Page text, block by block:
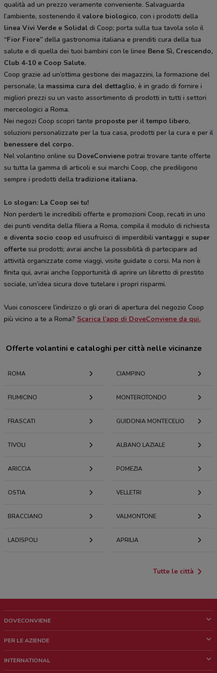
qualità ad un prezzo veramente conveniente. Salvaguarda
l’ambiente, sostenendo il valore biologico, con i prodotti della
linea Vivi Verde e Solidal di Coop; porta sulla tua tavola solo il
“Fior Fiore” della gastronomia italiana e prenditi cura della tua
salute e di quella dei tuoi bambini con le linee Bene Sì, Crescendo,
Club 4-10 e Coop Salute.
Coop grazie ad un’ottima gestione dei magazzini, la formazione del
personale, la massima cura del dettaglio, è in grado di fornire i
migliori prezzi su un vasto assortimento di prodotti in tutti i settori
merceologici a Roma.
Nei negozi Coop scopri tante proposte per il tempo libero,
soluzioni personalizzate per la tua casa, prodotti per la cura e per il
benessere del corpo.
Nel volantino online su DoveConviene potrai trovare tante offerte
su tutta la gamma di articoli e sui marchi Coop, che prediligono
sempre i prodotti dellatradizione italiana.
Lo slogan: La Coop sei tu!
Non perderti le incredibili offerte e promozioni Coop, recati in uno
dei punti vendita della filiera a Roma, compila il modulo di richiesta
e diventa socio coop ed usufruisci di imperdibili vantaggi e super
offerte sui prodotti; avrai anche la possibilità di partecipare ad
attività organizzate come viaggi, visite guidate o corsi. Ma non è
finita qui, avrai anche l’opportunità di aprire un libretto di prestito
sociale, un’idea sicura dove tutelare i propri risparmi.
Vuoi conoscere l’indirizzo o gli orari di apertura del negozio Coop
più vicino a te a Roma? Scarica l’app di DoveConviene da qui.
Offerte volantini e cataloghi per città nelle vicinanze
ROMA CIAMPINO
FIUMICINO MONTEROTONDO
FRASCATI GUIDONIA MONTECELIO
TIVOLI ALBANO LAZIALE
ARICCIA POMEZIA
OSTIA VELLETRI
BRACCIANO VALMONTONE
LADISPOLI APRILIA
Tutte le città
DOVECONVIENE
Chi siamo
PER LE AZIENDE
INTERNATIONAL